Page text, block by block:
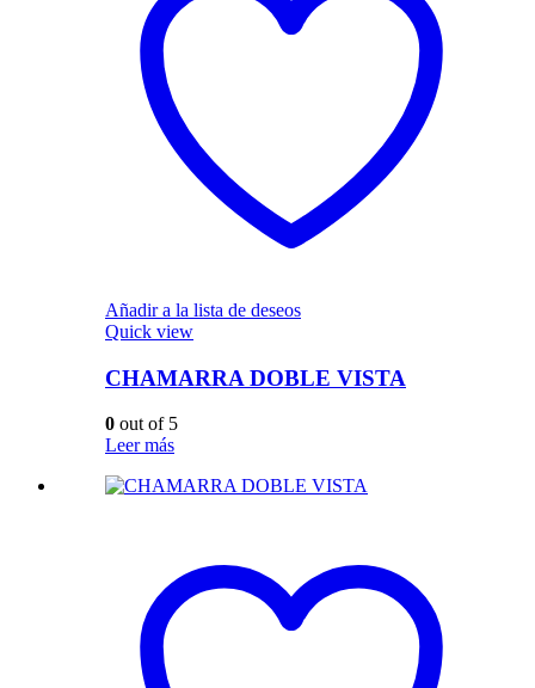
Añadir a la lista de deseos
Quick view
CHAMARRA DOBLE VISTA
0 out of 5
Leer más